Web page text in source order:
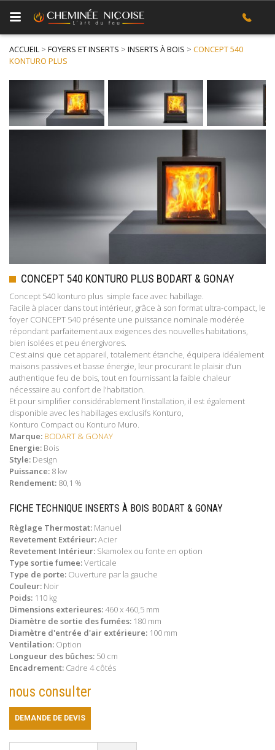
ACCUEIL > FOYERS ET INSERTS > INSERTS À BOIS > CONCEPT 540
KONTURO PLUS
CONCEPT 540 KONTURO PLUS BODART & GONAY
Concept 540 konturo plus simple face avec habillage.
Facile à placer dans tout intérieur, grâce à son format ultra-compact, le
foyer CONCEPT 540 présente une puissance nominale modérée
répondant parfaitement aux exigences des nouvelles habitations,
bien isolées et peu énergivores.
C’est ainsi que cet appareil, totalement étanche, équipera idéalement
maisons passives et basse énergie, leur procurant le plaisir d’un
authentique feu de bois, tout en fournissant la faible chaleur
nécessaire au confort de l’habitation.
Et pour simplifier considérablement l’installation, il est également
disponible avec les habillages exclusifs Konturo,
Konturo Compact ou Konturo Muro.
Marque: BODART & GONAY
Energie: Bois
Style: Design
Puissance: 8 kw
Rendement: 80,1 %
FICHE TECHNIQUE INSERTS À BOIS BODART & GONAY
Règlage Thermostat: Manuel
Revetement Extérieur:Acier
Revetement Intérieur: Skamolex ou fonte en option
Type sortie fumee:Verticale
Type de porte: Ouverture par la gauche
Couleur: Noir
Poids: 110 kg
Dimensions exterieures:460 x 460,5 mm
Diamètre de sortie des fumées: 180 mm
Diamètre d'entrée d'air extérieure: 100 mm
Ventilation: Option
Longueur des bûches: 50 cm
Encadrement: Cadre 4 côtés
nous consulter
DEMANDE DE DEVIS